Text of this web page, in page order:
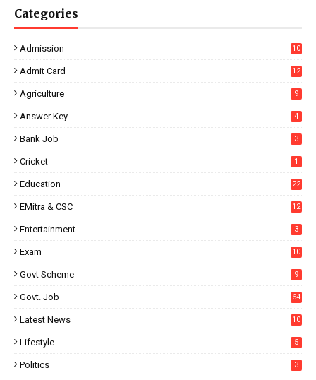
Categories
Admission 10
Admit Card 12
Agriculture 9
Answer Key 4
Bank Job 3
Cricket 1
Education 22
EMitra & CSC 12
Entertainment 3
Exam 10
Govt Scheme 9
Govt. Job 64
Latest News 10
Lifestyle 5
Politics 3